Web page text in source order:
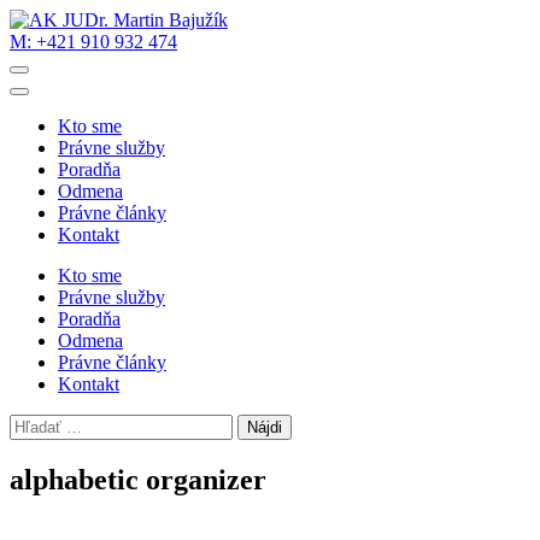
Skip
to
content
(Press
M: +421 910 932 474
Kto sme
Právne služby
Poradňa
Odmena
Právne články
Kontakt
Kto sme
Právne služby
Poradňa
Odmena
Právne články
Kontakt
Hľadať:
alphabetic organizer